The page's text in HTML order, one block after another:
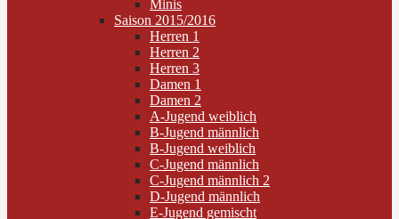
Minis
Saison 2015/2016
Herren 1
Herren 2
Herren 3
Damen 1
Damen 2
A-Jugend weiblich
B-Jugend männlich
B-Jugend weiblich
C-Jugend männlich
C-Jugend männlich 2
D-Jugend männlich
E-Jugend gemischt